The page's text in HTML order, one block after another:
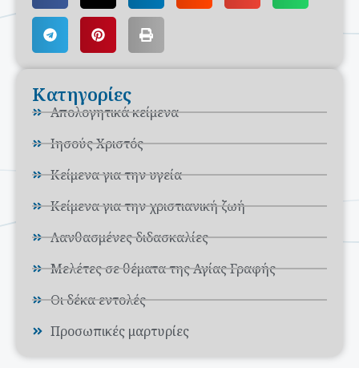
Κατηγορίες
Απολογητικά κείμενα
Ιησούς Χριστός
Κείμενα για την υγεία
Κείμενα για την χριστιανική ζωή
Λανθασμένες διδασκαλίες
Μελέτες σε θέματα της Αγίας Γραφής
Οι δέκα εντολές
Προσωπικές μαρτυρίες